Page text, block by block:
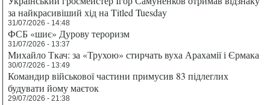
за найкрасивіший хід на Titled Tuesday
31/07/2026 - 14:48
ФСБ «шиє» Дурову тероризм
31/07/2026 - 13:37
Михайло Ткач: за «Трухою» стирчать вуха Арахамії і Єрмака
30/07/2026 - 13:49
Командир військової частини примусив 83 підлеглих
будувати йому маєток
29/07/2026 - 21:38